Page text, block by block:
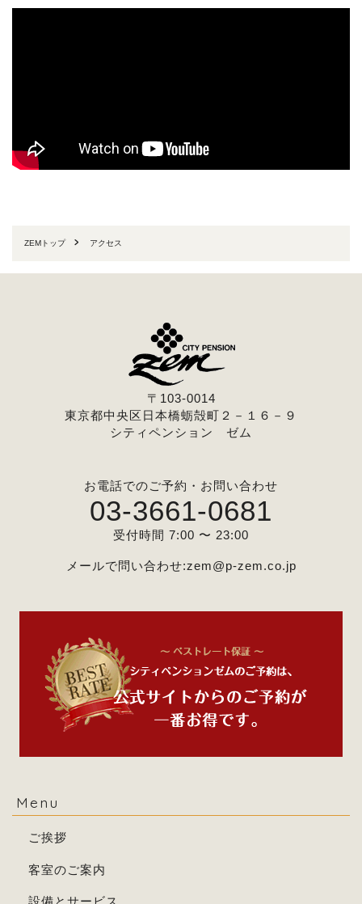
ZEMトップ アクセス
〒103-0014
東京都中央区日本橋蛎殻町２－１６－９
シティペンション ゼム
お電話でのご予約・お問い合わせ
03-3661-0681
受付時間 7:00 〜 23:00
メールで問い合わせ:zem@p-zem.co.jp
Menu
ご挨拶
客室のご案内
設備とサービス